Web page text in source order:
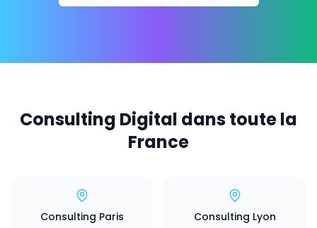
Consulting Digital dans toute la
France
Consulting Paris Consulting Lyon